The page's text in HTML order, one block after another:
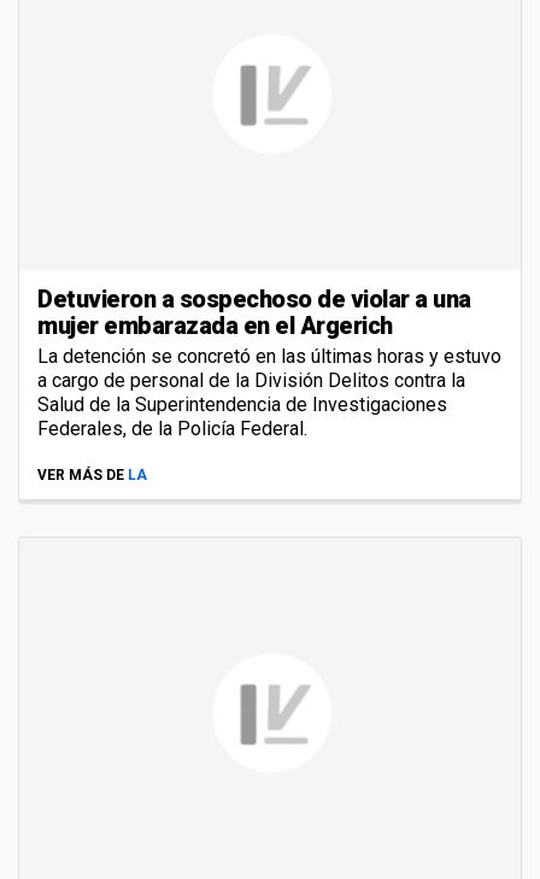
Detuvieron a sospechoso de violar a una
mujer embarazada en el Argerich
La detención se concretó en las últimas horas y estuvo
a cargo de personal de la División Delitos contra la
Salud de la Superintendencia de Investigaciones
Federales, de la Policía Federal.
VER MÁS DE LA